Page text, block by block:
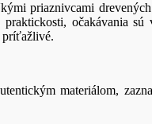
priaznivcami
očakávania
príťažlivé.
materiálom,